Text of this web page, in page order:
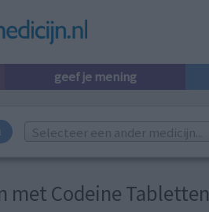
geef je mening
Selecteer een ander medicijn...
met Codeine Tabletten